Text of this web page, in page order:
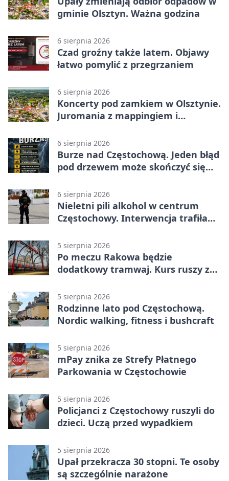
gminie Olsztyn. Ważna godzina
6 sierpnia 2026
Czad groźny także latem. Objawy
łatwo pomylić z przegrzaniem
6 sierpnia 2026
Koncerty pod zamkiem w Olsztynie.
Juromania z mappingiem i
6 sierpnia 2026
Burze nad Częstochową. Jeden błąd
pod drzewem może skończyć się
6 sierpnia 2026
Nieletni pili alkohol w centrum
Częstochowy. Interwencja trafiła
5 sierpnia 2026
Po meczu Rakowa będzie
dodatkowy tramwaj. Kurs ruszy ze
5 sierpnia 2026
Rodzinne lato pod Częstochową.
Nordic walking, fitness i bushcraft
5 sierpnia 2026
mPay znika ze Strefy Płatnego
Parkowania w Częstochowie
5 sierpnia 2026
Policjanci z Częstochowy ruszyli do
dzieci. Uczą przed wypadkiem
5 sierpnia 2026
Upał przekracza 30 stopni. Te osoby
są szczególnie narażone